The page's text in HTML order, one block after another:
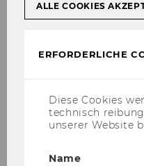
ALLE COOKIES
ERFORDERLICHE
Diese Cookies
technisch
unserer Website
Name